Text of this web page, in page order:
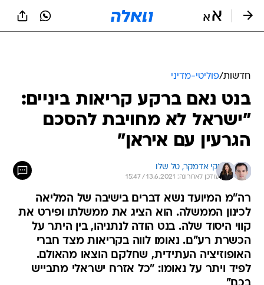
חדשות/פוליטי-מדיני
בנט נאם ברקע קריאות ביניים:
"ישראל לא מחויבת להסכם
הגרעין עם איראן"
יקי אדמקר, טל שלו
עודכן לאחרונה: 13.6.2021 / 15:47
רה"מ המיועד נשא דברים בישיבה של המליאה
לכינון הממשלה. הוא הציג את ממשלתו ופירט את
קווי היסוד שלה. בנט הודה לנתניהו, בין היתר על
הכשרת רע"ם. נאומו לווה בקריאות מצד חברי
האופוזיציה העתידית, שחלקם הוצאו מהאולם.
לפיד ויתר על נאומו: "כל אזרח ישראלי מתבייש